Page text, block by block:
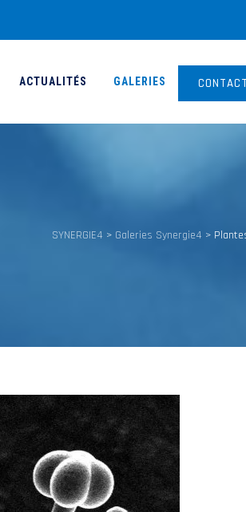
ACTUALITÉS GALERIES
SYNERGIE4 > Galeries Synergie4 >